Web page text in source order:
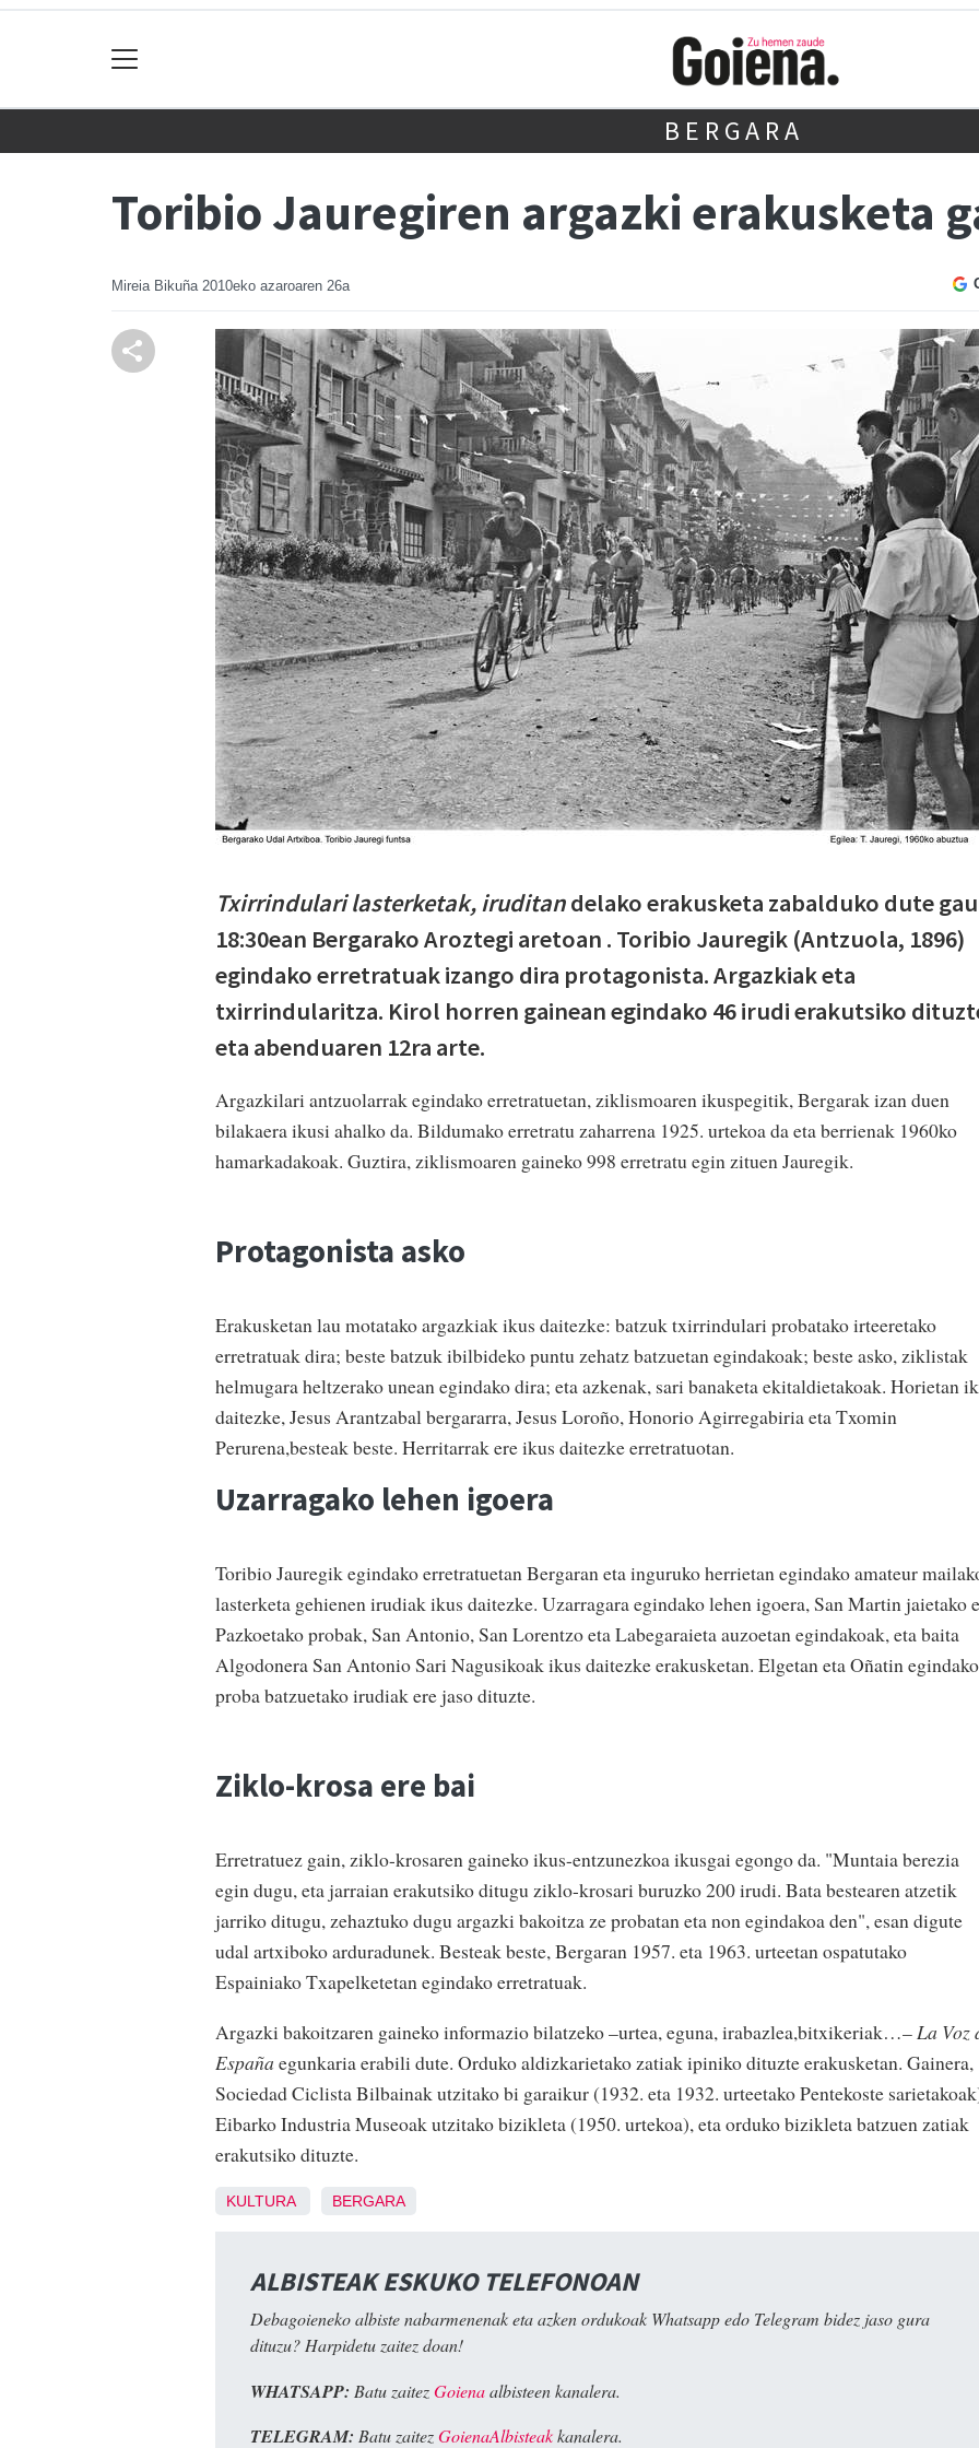
BERGARA
Toribio Jauregiren argazki erakusketa
Mireia Bikuña 2010eko azaroaren 26a
Txirrindulari lasterketak, iruditandelako erakusketa zabalduko dute
18:30ean Bergarako Aroztegi aretoan . Toribio Jauregik (Antzuola, 1896)
egindako erretratuak izango dira protagonista. Argazkiak eta
txirrindularitza. Kirol horren gainean egindako 46 irudi erakutsiko
eta abenduaren 12ra arte.
Argazkilari antzuolarrak egindako erretratuetan, ziklismoaren ikuspegitik, Bergarak izan duen
bilakaera ikusi ahalko da. Bildumako erretratu zaharrena 1925. urtekoa da eta berrienak 1960ko
hamarkadakoak. Guztira, ziklismoaren gaineko 998 erretratu egin zituen Jauregik.
Protagonista asko
Erakusketan lau motatako argazkiak ikus daitezke: batzuk txirrindulari probatako irteeretako
erretratuak dira; beste batzuk ibilbideko puntu zehatz batzuetan egindakoak; beste asko, ziklistak
helmugara heltzerako unean egindako dira; eta azkenak, sari banaketa ekitaldietakoak. Horietan
daitezke, Jesus Arantzabal bergararra, Jesus Loroño, Honorio Agirregabiria eta Txomin
Perurena,besteak beste. Herritarrak ere ikus daitezke erretratuotan.
Uzarragako lehen igoera
Toribio Jauregik egindako erretratuetan Bergaran eta inguruko herrietan egindako amateur
lasterketa gehienen irudiak ikus daitezke. Uzarragara egindako lehen igoera, San Martin jaietako
Pazkoetako probak, San Antonio, San Lorentzo eta Labegaraieta auzoetan egindakoak, eta baita
Algodonera San Antonio Sari Nagusikoak ikus daitezke erakusketan. Elgetan eta Oñatin egindako
proba batzuetako irudiak ere jaso dituzte.
Ziklo-krosa ere bai
Erretratuez gain, ziklo-krosaren gaineko ikus-entzunezkoa ikusgai egongo da. "Muntaia berezia
egin dugu, eta jarraian erakutsiko ditugu ziklo-krosari buruzko 200 irudi. Bata bestearen atzetik
jarriko ditugu, zehaztuko dugu argazki bakoitza ze probatan eta non egindakoa den", esan digute
udal artxiboko arduradunek. Besteak beste, Bergaran 1957. eta 1963. urteetan ospatutako
Espainiako Txapelketetan egindako erretratuak.
Argazki bakoitzaren gaineko informazio bilatzeko –urtea, eguna, irabazlea,bitxikeriak…– La Voz
España egunkaria erabili dute. Orduko aldizkarietako zatiak ipiniko dituzte erakusketan. Gainera,
Sociedad Ciclista Bilbainak utzitako bi garaikur (1932. eta 1932. urteetako Pentekoste
Eibarko Industria Museoak utzitako bizikleta (1950. urtekoa), eta orduko bizikleta batzuen zatiak
erakutsiko dituzte.
KULTURA BERGARA
ALBISTEAK ESKUKO TELEFONOAN
Debagoieneko albiste nabarmenenak eta azken ordukoak Whatsapp edo Telegram bidez jaso gura
dituzu? Harpidetu zaitez doan!
WHATSAPP: Batu zaitezGoienaalbisteen kanalera.
TELEGRAM: Batu zaitezGoienaAlbisteakkanalera.